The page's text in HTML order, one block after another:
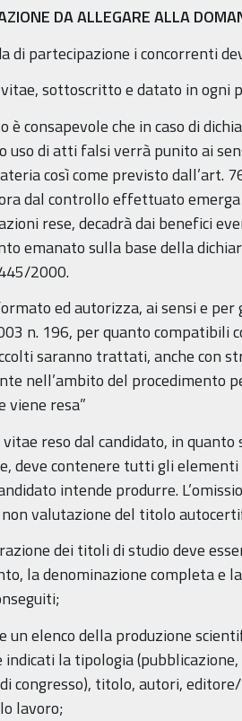
DA ALLEGARE ALLA
di partecipazione i concorrenti
sottoscritto e datato in ogni
è consapevole che in caso di
uso di atti falsi verrà punito ai
così come previsto dall’art.
dal controllo effettuato
rese, decadrà dai benefici
emanato sulla base della
2000.
ed autorizza, ai sensi e
n. 196, per quanto compatibili
saranno trattati, anche con
nell’ambito del procedimento
viene resa”
vitae reso dal candidato, in
deve contenere tutti gli
intende produrre.
valutazione del titolo
dei titoli di studio deve
la denominazione completa e
un elenco della produzione
la tipologia
congresso), titolo, autori,
lavoro;